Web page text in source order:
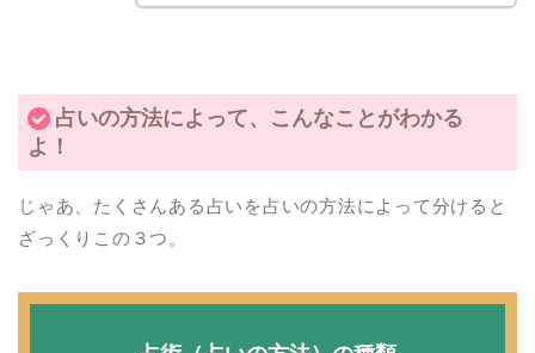
占いの方法によって、こんなことがわかる
よ！
じゃあ、たくさんある占いを占いの方法によって分けると
ざっくりこの３つ。